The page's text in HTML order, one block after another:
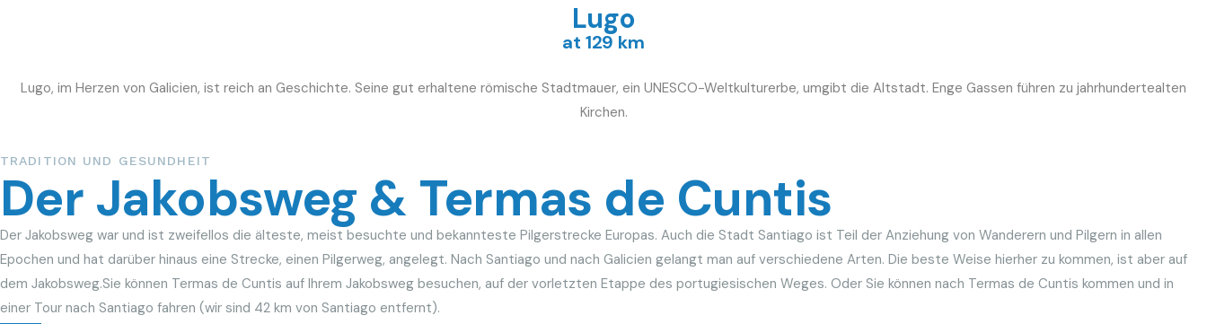
Lugo
at 129 km
Lugo, im Herzen von Galicien, ist reich an Geschichte. Seine gut erhaltene römische Stadtmauer, ein UNESCO-Weltkulturerbe, umgibt die Altstadt. Enge Gassen führen zu jahrhundertealten
Kirchen.
TRADITION UND GESUNDHEIT
Der Jakobsweg & Termas de Cuntis
Der Jakobsweg war und ist zweifellos die älteste, meist besuchte und bekannteste Pilgerstrecke Europas. Auch die Stadt Santiago ist Teil der Anziehung von Wanderern und Pilgern in allen
Epochen und hat darüber hinaus eine Strecke, einen Pilgerweg, angelegt. Nach Santiago und nach Galicien gelangt man auf verschiedene Arten. Die beste Weise hierher zu kommen, ist aber auf
dem Jakobsweg.Sie können Termas de Cuntis auf Ihrem Jakobsweg besuchen, auf der vorletzten Etappe des portugiesischen Weges. Oder Sie können nach Termas de Cuntis kommen und in
einer Tour nach Santiago fahren (wir sind 42 km von Santiago entfernt).